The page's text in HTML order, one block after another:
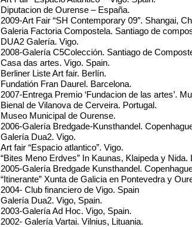
Diputacion de Ourense – España.
2009-Art Fair “SH Contemporary 09″. Shangai,
Galeria Factoria Compostela. Santiago de
DUA2 Galería. Vigo.
2008-Galería C5Colección. Santiago de
Casa das artes. Vigo. Spain.
Berliner Liste Art fair. Berlín.
Fundatión Fran Daurel. Barcelona.
2007-Entrega Premio ‘Fundacion de las artes’.
Bienal de Vilanova de Cerveira. Portugal.
Museo Municipal de Ourense.
2006-Galería Bredgade-Kunsthandel.
Galería Dua2. Vigo.
Art fair “Espacio atlantico”. Vigo.
“Bites Meno Erdves” In Kaunas, Klaipeda y Nida.
2005-Galería Bredgade Kunsthandel.
“Itinerante” Xunta de Galicia en Pontevedra y
2004- Club financiero de Vigo. Spain
Galería Dua2. Vigo, Spain.
2003-Galería Ad Hoc. Vigo, Spain.
2002- Galería Vartai. Vilnius, Lituania.